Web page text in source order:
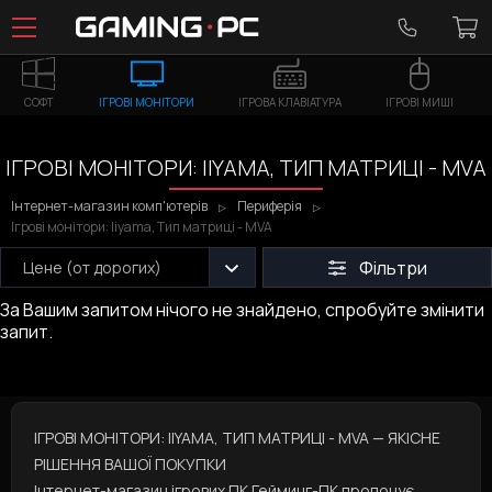
СОФТ ІГРОВІ МОНІТОРИ ІГРОВА КЛАВІАТУРА ІГРОВІ МИШІ
ІГРОВІ МОНІТОРИ: IIYAMA, ТИП МАТРИЦІ - MVA
Інтернет-магазин комп'ютерів
Периферія
Ігрові монітори: Iiyama, Тип матриці - MVA
Цене (от дорогих)
Фільтри
За Вашим запитом нічого не знайдено, спробуйте змінити
запит.
ІГРОВІ МОНІТОРИ: IIYAMA, ТИП МАТРИЦІ - MVA — ЯКІСНЕ
РІШЕННЯ ВАШОЇ ПОКУПКИ